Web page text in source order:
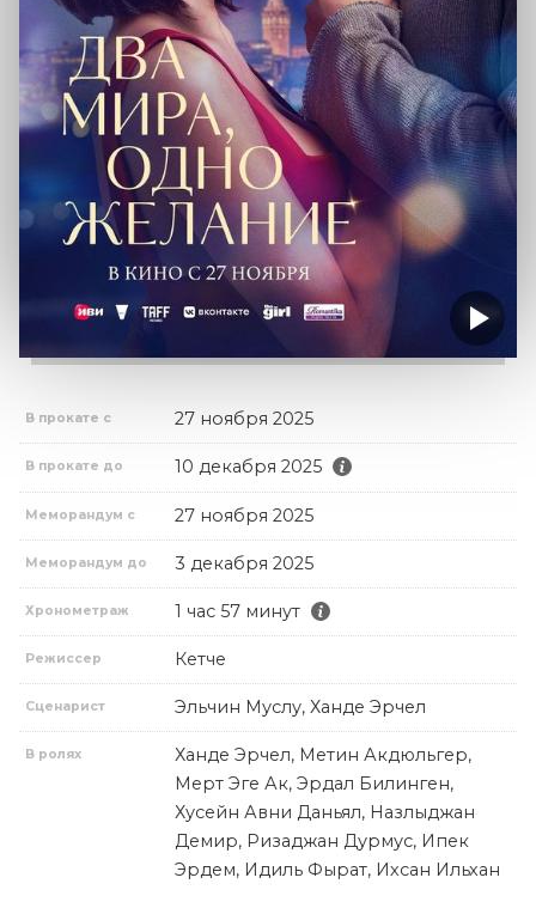
В прокате с 27 ноября 2025
В прокате до 10 декабря 2025
Меморандум с 27 ноября 2025
Меморандум до 3 декабря 2025
Хронометраж 1 час 57 минут
Режиссер Кетче
Сценарист Эльчин Муслу, Ханде Эрчел
В ролях
Ханде Эрчел, Метин Акдюльгер,
Мерт Эге Ак, Эрдал Билинген,
Хусейн Авни Даньял, Назлыджан
Демир, Ризаджан Дурмус, Ипек
Эрдем, Идиль Фырат, Ихсан Ильхан